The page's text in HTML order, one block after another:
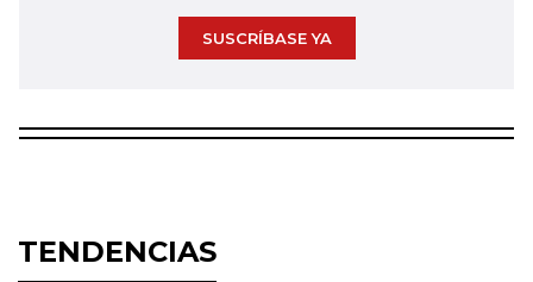
SUSCRÍBASE YA
TENDENCIAS